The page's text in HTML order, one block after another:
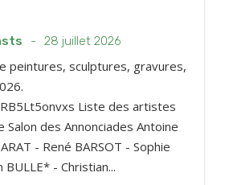
- 28 juillet 2026
peintures, sculptures, gravures,
Liste des artistes
Salon des Annonciades Antoine
- René BARSOT - Sophie
BULLE* - Christian...